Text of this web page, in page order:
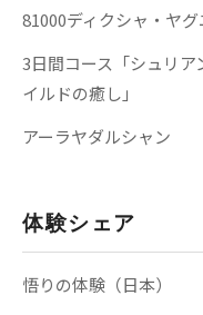
81000ディクシャ・ヤグ
3日間コース「シュリ
イルドの癒し」
アーラヤダルシャン
体験シェア
悟りの体験（日本）